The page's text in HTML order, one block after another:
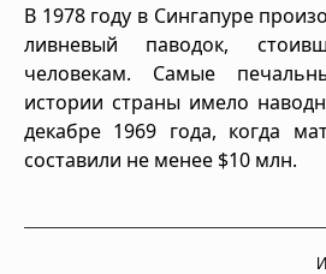
В 1978 году в Сингапуре
ливневый паводок,
человекам. Самые
истории страны имело
декабре 1969 года, когда
составили не менее $10 млн.